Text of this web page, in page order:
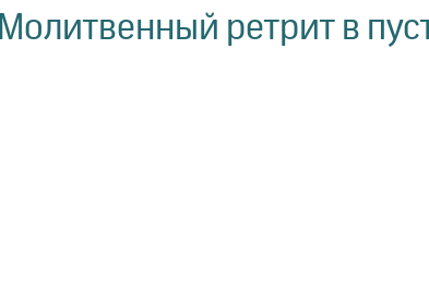
Молитвенный ретрит в